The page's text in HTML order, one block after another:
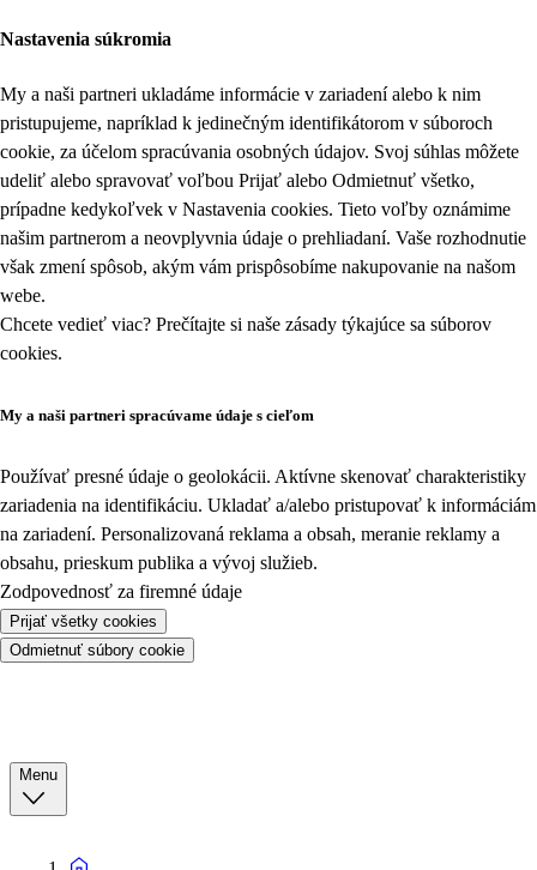
Nastavenia súkromia
My a naši partneri ukladáme informácie v zariadení alebo k nim
pristupujeme, napríklad k jedinečným identifikátorom v súboroch
cookie, za účelom spracúvania osobných údajov. Svoj súhlas môžete
udeliť alebo spravovať voľbou Prijať alebo Odmietnuť všetko,
prípadne kedykoľvek v Nastavenia cookies. Tieto voľby oznámime
našim partnerom a neovplyvnia údaje o prehliadaní. Vaše rozhodnutie
však zmení spôsob, akým vám prispôsobíme nakupovanie na našom
webe.
Chcete vedieť viac? Prečítajte si naše zásady týkajúce sa súborov
cookies.
My a naši partneri spracúvame údaje s cieľom
Používať presné údaje o geolokácii. Aktívne skenovať charakteristiky
zariadenia na identifikáciu. Ukladať a/alebo pristupovať k informáciám
na zariadení. Personalizovaná reklama a obsah, meranie reklamy a
obsahu, prieskum publika a vývoj služieb.
Zodpovednosť za firemné údaje
Prijať všetky cookies
Odmietnuť súbory cookie
Menu